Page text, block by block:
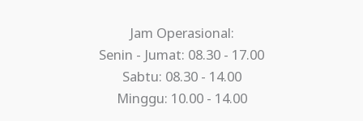
Jam Operasional:
Senin - Jumat: 08.30 - 17.00
Sabtu: 08.30 - 14.00
Minggu: 10.00 - 14.00